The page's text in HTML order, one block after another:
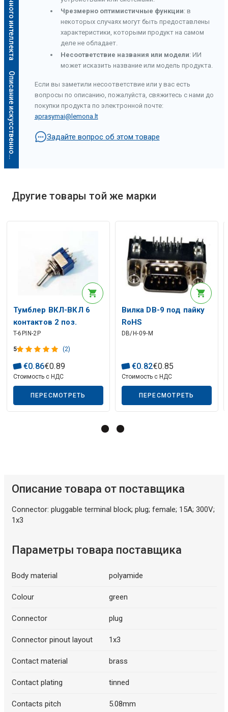
О
п
и
с
а
н
и
е
и
с
к
у
с
с
т
в
е
н
н
о
г
о
и
н
т
е
л
л
е
к
т
а
Описание искусственного интеллекта
Описание искусственного интеллекта
Чрезмерно оптимистичные функции: в
некоторых случаях могут быть предоставлены
характеристики, которыми продукт на самом
деле не обладает.
Несоответствие названия или модели: ИИ
может исказить название или модель продукта.
Если вы заметили несоответствие или у вас есть
вопросы по описанию, пожалуйста, свяжитесь с нами до
покупки продукта по электронной почте:
aprasymai@lemona.lt
Задайте вопрос об этом товаре
Другие товары той же марки
Тумблер ВКЛ-ВКЛ 6
контактов 2 поз.
фиксированный 3A /
250V DPDT
T-6PIN-2P
5 (2)
€0.86€0.89
Стоимость с НДС
ПЕРЕСМОТРЕТЬ
Вилка DB-9 под пайку
RoHS
DB/H-09-M
€0.82€0.85
Стоимость с НДС
ПЕРЕСМОТРЕТЬ
Описание товара от поставщика
Connector: pluggable terminal block; plug; female; 15A; 300V;
1x3
Параметры товара поставщика
Body material polyamide
Colour green
Connector plug
Connector pinout layout 1x3
Contact material brass
Contact plating tinned
Contacts pitch 5.08mm